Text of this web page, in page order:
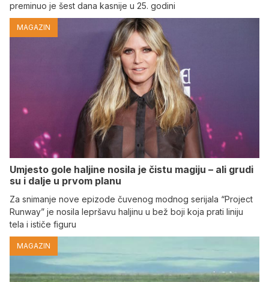
preminuo je šest dana kasnije u 25. godini
MAGAZIN
Umjesto gole haljine nosila je čistu magiju – ali grudi
su i dalje u prvom planu
Za snimanje nove epizode čuvenog modnog serijala “Project
Runway” je nosila lepršavu haljinu u bež boji koja prati liniju
tela i ističe figuru
MAGAZIN